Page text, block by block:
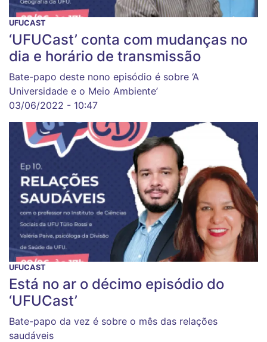
UFUCAST
‘UFUCast’ conta com mudanças no
dia e horário de transmissão
Bate-papo deste nono episódio é sobre ‘A
Universidade e o Meio Ambiente’
03/06/2022 - 10:47
UFUCAST
Está no ar o décimo episódio do
‘UFUCast’
Bate-papo da vez é sobre o mês das relações
saudáveis